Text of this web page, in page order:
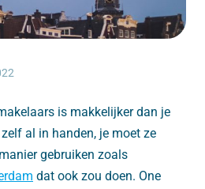
is makkelijker dan je
al in handen, je moet ze
gebruiken zoals
dat ook zou doen. One